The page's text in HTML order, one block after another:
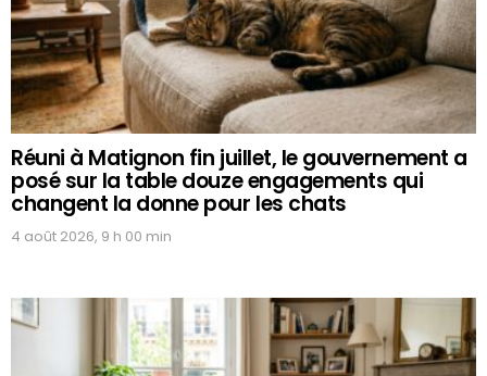
Réuni à Matignon fin juillet, le gouvernement a
posé sur la table douze engagements qui
changent la donne pour les chats
4 août 2026, 9 h 00 min